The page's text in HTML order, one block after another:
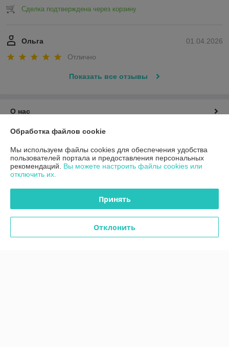
Сделка подтверждена через корзину
01.04.2026
Ольга
Отлично
Показать все отзывы
О нас
Контакты
Доставка и оплата
Полная версия сайта
Политика обработки cookies
Обработка файлов cookie
Мы используем файлы cookies для обеспечения удобства
пользователей портала и предоставления персональных
рекомендаций. Вы можете настроить файлы cookies или
отключить их.
Принять
Отклонить